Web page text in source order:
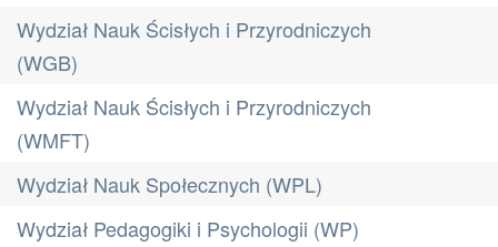
Wydział Nauk Ścisłych i Przyrodniczych
(WGB)
Wydział Nauk Ścisłych i Przyrodniczych
(WMFT)
Wydział Nauk Społecznych (WPL)
Wydział Pedagogiki i Psychologii (WP)